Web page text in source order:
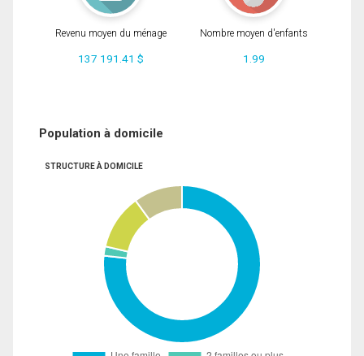
Revenu moyen du ménage
137 191.41 $
Nombre moyen d'enfants
1.99
Population à domicile
STRUCTURE À DOMICILE